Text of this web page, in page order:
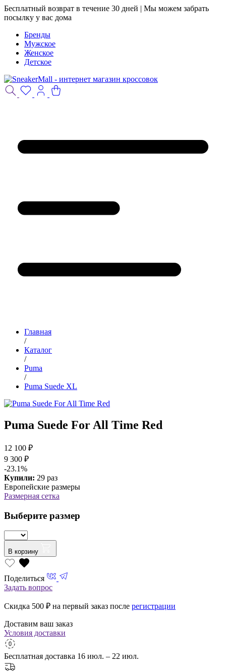
Бесплатный возврат в течение 30 дней | Мы можем забрать
посылку у вас дома
Бренды
Мужское
Женское
Детское
Главная
/
Каталог
/
Puma
/
Puma Suede XL
Puma Suede For All Time Red
12 100 ₽
9 300 ₽
-23.1%
Купили: 29 раз
Европейские размеры
Размерная сетка
Выберите размер
В корзину
Поделиться
Задать вопрос
Скидка 500 ₽ на первый заказ после регистрации
Доставим ваш заказ
Условия доставки
Бесплатная доставка 16 июл. – 22 июл.